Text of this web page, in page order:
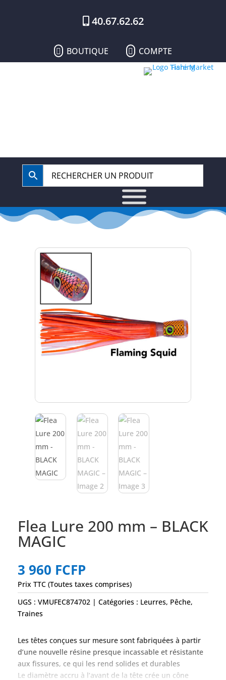
40.67.62.62
 BOUTIQUE  COMPTE
Flea Lure 200 mm – BLACK
MAGIC
3 960 FCFP
Prix TTC (Toutes taxes comprises)
UGS : VMUFEC874702 Catégories : Leurres, Pêche,
Traines
Les têtes conçues sur mesure sont fabriquées à partir
d’une nouvelle résine presque incassable et résistante
aux fissures, ce qui les rend solides et durables
Le diamètre accru à l’avant de la tête crée un cône